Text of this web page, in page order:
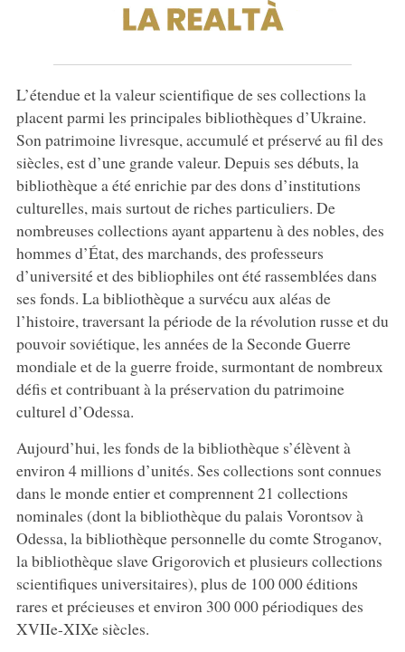
L’étendue et la valeur scientifique de ses collections la
placent parmi les principales bibliothèques d’Ukraine.
Son patrimoine livresque, accumulé et préservé au fil des
siècles, est d’une grande valeur. Depuis ses débuts, la
bibliothèque a été enrichie par des dons d’institutions
culturelles, mais surtout de riches particuliers. De
nombreuses collections ayant appartenu à des nobles, des
hommes d’État, des marchands, des professeurs
d’université et des bibliophiles ont été rassemblées dans
ses fonds. La bibliothèque a survécu aux aléas de
l’histoire, traversant la période de la révolution russe et du
pouvoir soviétique, les années de la Seconde Guerre
mondiale et de la guerre froide, surmontant de nombreux
défis et contribuant à la préservation du patrimoine
culturel d’Odessa.
Aujourd’hui, les fonds de la bibliothèque s’élèvent à
environ 4 millions d’unités. Ses collections sont connues
dans le monde entier et comprennent 21 collections
nominales (dont la bibliothèque du palais Vorontsov à
Odessa, la bibliothèque personnelle du comte Stroganov,
la bibliothèque slave Grigorovich et plusieurs collections
scientifiques universitaires), plus de 100 000 éditions
rares et précieuses et environ 300 000 périodiques des
XVIIe-XIXe siècles.